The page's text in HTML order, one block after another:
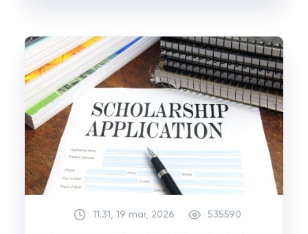
11:31, 19 mar, 2026 535590